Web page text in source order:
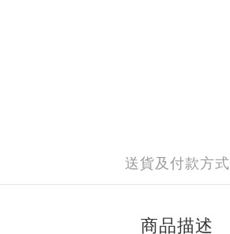
送貨及付款方式
商品描述